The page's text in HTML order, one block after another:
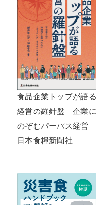
食品企業トップが語る
経営の羅針盤 企業に
のぞむパーパス経営
日本食糧新聞社